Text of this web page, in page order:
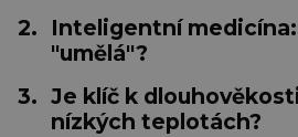
2.
Inteligentní
"umělá"?
3. Je klíč k
nízkých teplotách?